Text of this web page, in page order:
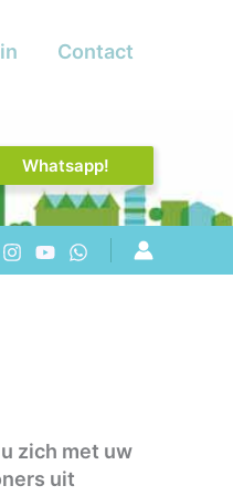
Contact
Whatsapp!
zich met uw
uit